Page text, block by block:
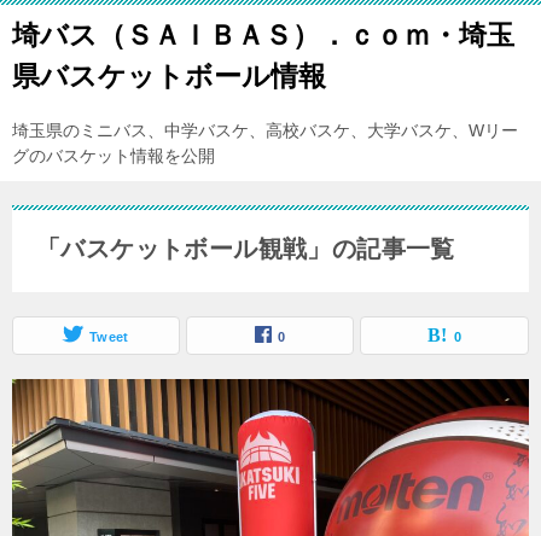
埼バス（ＳＡＩＢＡＳ）．ｃｏｍ・埼玉
県バスケットボール情報
埼玉県のミニバス、中学バスケ、高校バスケ、大学バスケ、Wリー
グのバスケット情報を公開
「バスケットボール観戦」の記事一覧
Tweet 0 0